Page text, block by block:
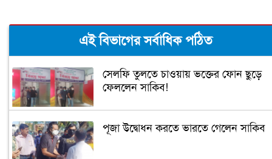
এই বিভাগের সর্বাধিক পঠিত
সেলফি তুলতে চাওয়ায় ভক্তের ফোন ছুড়ে
ফেললেন সাকিব!
পূজা উদ্বোধন করতে ভারতে গেলেন সাকিব